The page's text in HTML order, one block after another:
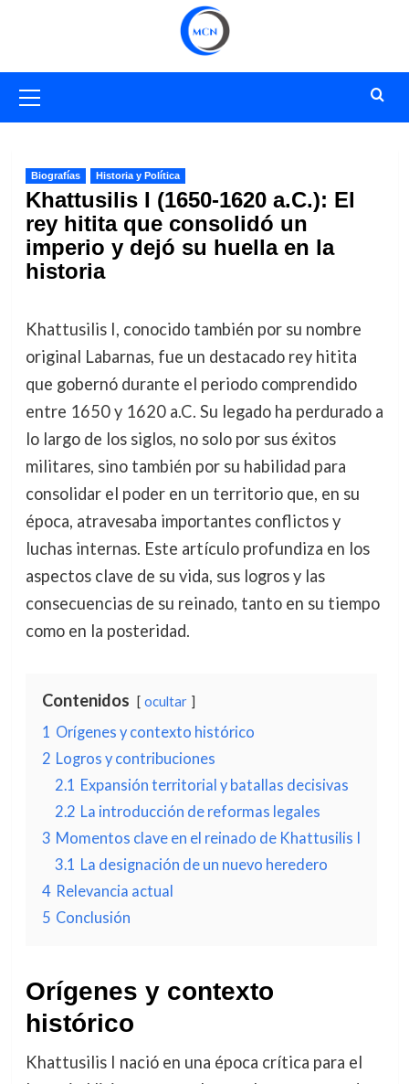
primario
Biografías Historia y Política
Khattusilis I (1650-1620 a.C.): El
rey hitita que consolidó un
imperio y dejó su huella en la
historia
Khattusilis I, conocido también por su nombre
original Labarnas, fue un destacado rey hitita
que gobernó durante el periodo comprendido
entre 1650 y 1620 a.C. Su legado ha perdurado a
lo largo de los siglos, no solo por sus éxitos
militares, sino también por su habilidad para
consolidar el poder en un territorio que, en su
época, atravesaba importantes conflictos y
luchas internas. Este artículo profundiza en los
aspectos clave de su vida, sus logros y las
consecuencias de su reinado, tanto en su tiempo
como en la posteridad.
Contenidos ocultar
1 Orígenes y contexto histórico
2 Logros y contribuciones
2.1 Expansión territorial y batallas decisivas
2.2 La introducción de reformas legales
3 Momentos clave en el reinado de Khattusilis I
3.1 La designación de un nuevo heredero
4 Relevancia actual
5 Conclusión
Orígenes y contexto
histórico
Khattusilis I nació en una época crítica para el